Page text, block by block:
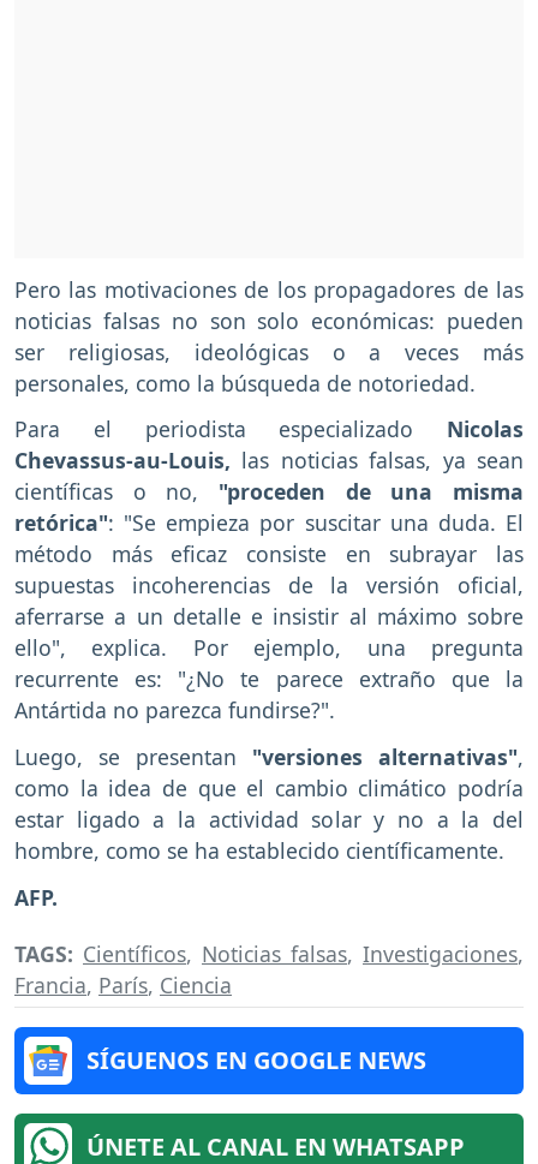
Pero las motivaciones de los propagadores de las
noticias falsas no son solo económicas: pueden
ser religiosas, ideológicas o a veces más
personales, como la búsqueda de notoriedad.
Para el periodista especializado Nicolas
Chevassus-au-Louis, las noticias falsas, ya sean
científicas o no, "proceden de una misma
retórica": "Se empieza por suscitar una duda. El
método más eficaz consiste en subrayar las
supuestas incoherencias de la versión oficial,
aferrarse a un detalle e insistir al máximo sobre
ello", explica. Por ejemplo, una pregunta
recurrente es: "¿No te parece extraño que la
Antártida no parezca fundirse?".
Luego, se presentan "versiones alternativas",
como la idea de que el cambio climático podría
estar ligado a la actividad solar y no a la del
hombre, como se ha establecido científicamente.
AFP.
TAGS: Científicos, Noticias falsas, Investigaciones,
Francia, París, Ciencia
SÍGUENOS EN GOOGLE NEWS
ÚNETE AL CANAL EN WHATSAPP